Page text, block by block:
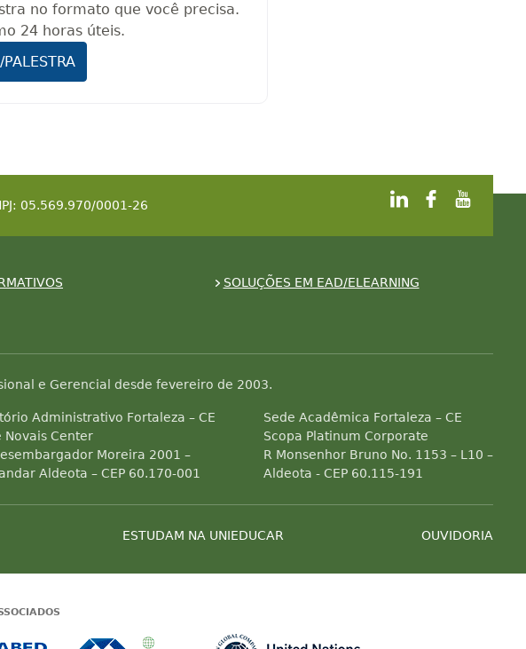
no formato que você precisa.
24 horas úteis.
05.569.970/0001-26
SOLUÇÕES EM EAD/ELEARNING
e Gerencial desde fevereiro de 2003.
Administrativo Fortaleza – CE
Novais Center
Moreira 2001 –
Aldeota – CEP 60.170-001
Sede Acadêmica Fortaleza – CE
Scopa Platinum Corporate
R Monsenhor Bruno No. 1153 – L10 –
Aldeota - CEP 60.115-191
ESTUDAM NA UNIEDUCAR OUVIDORIA
a emissão de gases de efeito estufa
Escola projeto social